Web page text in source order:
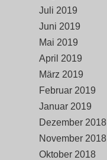
Juli 2019
Juni 2019
Mai 2019
April 2019
März 2019
Februar 2019
Januar 2019
Dezember 2018
November 2018
Oktober 2018